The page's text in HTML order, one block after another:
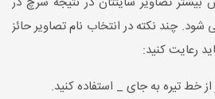
چند نکته در انتخاب نام تصاویر حائز
رعایت کنید:
خط تیره به جای _ استفاده کنید.